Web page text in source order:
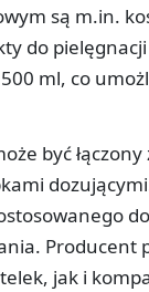
są m.in.
do
ml, co
być
Producent
jak i